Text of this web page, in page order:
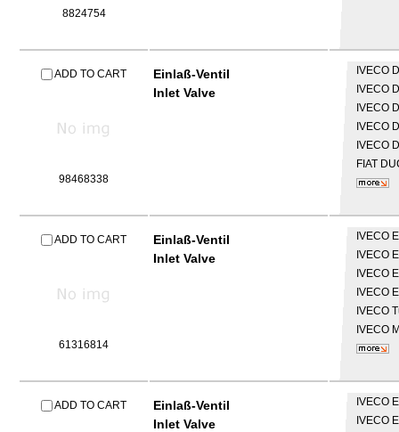
8824754
ADD TO CART
98468338
Einlaß-Ventil
Inlet Valve
IVECO
IVECO
IVECO
IVECO
IVECO
FIAT
ADD TO CART
61316814
Einlaß-Ventil
Inlet Valve
IVECO
IVECO
IVECO
IVECO
IVECO
IVECO
ADD TO CART
Einlaß-Ventil
Inlet Valve
IVECO
IVECO